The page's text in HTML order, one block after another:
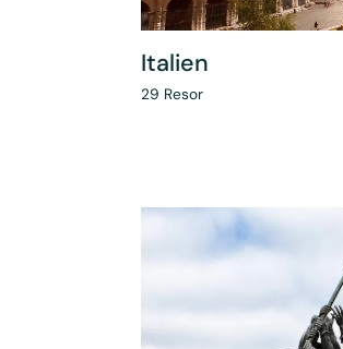
Italien
29 Resor